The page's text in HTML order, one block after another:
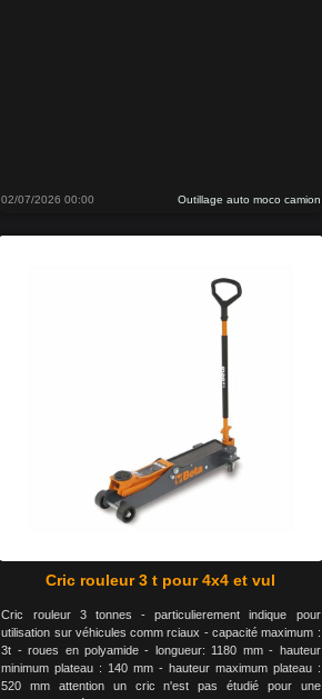
02/07/2026 00:00 Outillage auto moco camion
Cric rouleur 3 t pour 4x4 et vul
Cric rouleur 3 tonnes - particulierement indique pour
utilisation sur véhicules comm rciaux - capacité maximum :
3t - roues en polyamide - longueur: 1180 mm - hauteur
minimum plateau : 140 mm - hauteur maximum plateau :
520 mm attention un cric n'est pas étudié pour une